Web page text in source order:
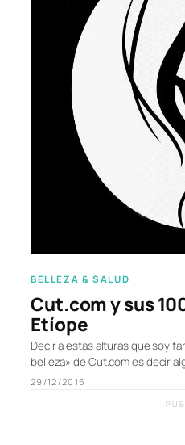
BELLEZA & SALUD
Cut.com y sus
Etíope
Decir a estas alturas que soy
belleza» de Cut.com es decir
29/12/2015